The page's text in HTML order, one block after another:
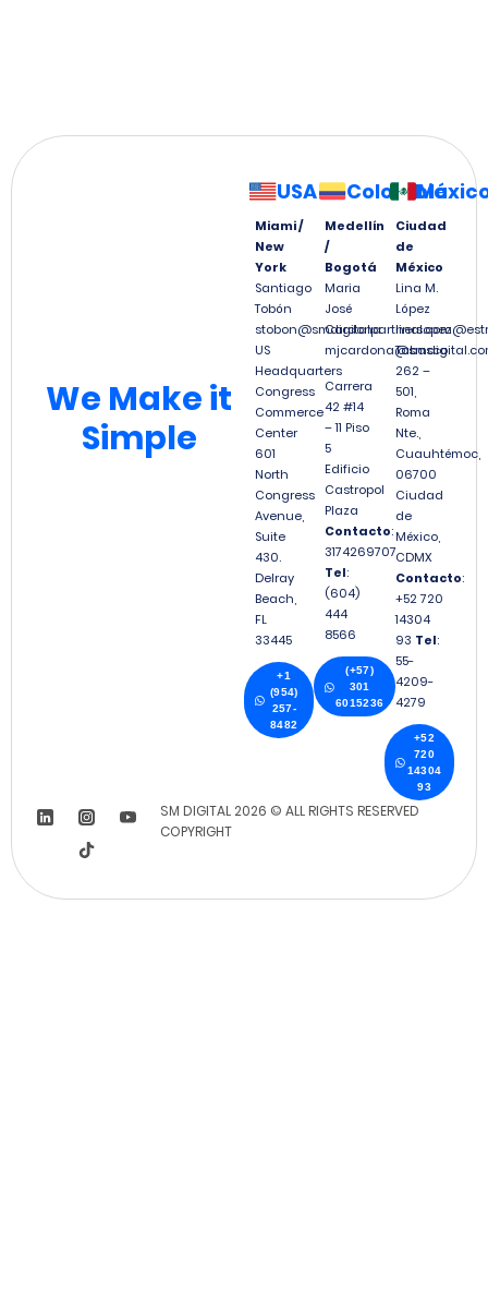
We Make it
Simple
USA
Miami /
New
York
Santiago
Tobón
stobon@smdigitalpartners.com
US
Headquarters
Congress
Commerce
Center
601
North
Congress
Avenue,
Suite
430.
Delray
Beach,
FL
33445
+1
(954)
257-
8482
Colombia
(+57)
301
6015236
Medellín
/
Bogotá
Maria
José
Cardona
Carrera
42 #14
– 11 Piso
5
Edificio
Castropol
Plaza
Contacto:
3174269707
Tel:
(604)
444
8566
+52
720
14304
93
Ciudad
de
México
Lina M.
López
Tabasco
262 –
501,
Roma
Nte.,
Cuauhtémoc,
06700
Ciudad
de
México,
CDMX
Contacto:
+52 720
14304
93 Tel:
55-
4209-
4279
SM DIGITAL 2026 © ALL RIGHTS RESERVED
COPYRIGHT